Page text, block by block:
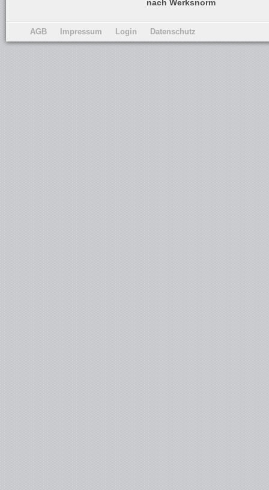
nach Werksnorm
AGB Impressum Login Datenschutz